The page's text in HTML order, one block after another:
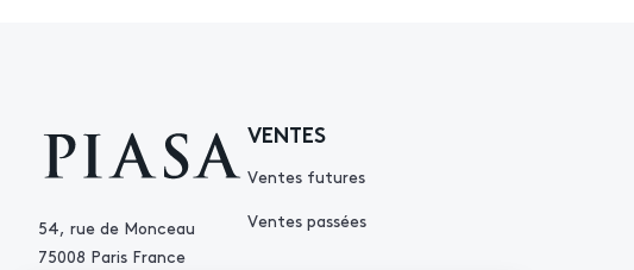
54, rue de Monceau
75008 Paris France
VENTES
Ventes futures
Ventes passées